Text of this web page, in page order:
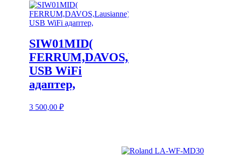
SIW01MID(
FERRUM,DAVOS,Lausianne)
USB WiFi
адаптер,
3 500,00 ₽